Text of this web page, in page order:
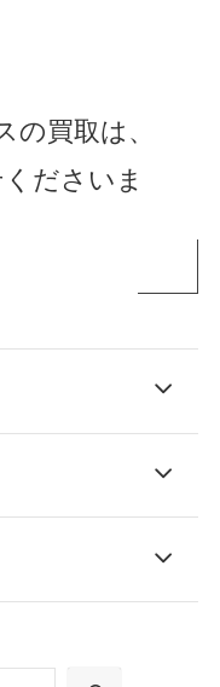
の買取は、
ださいま